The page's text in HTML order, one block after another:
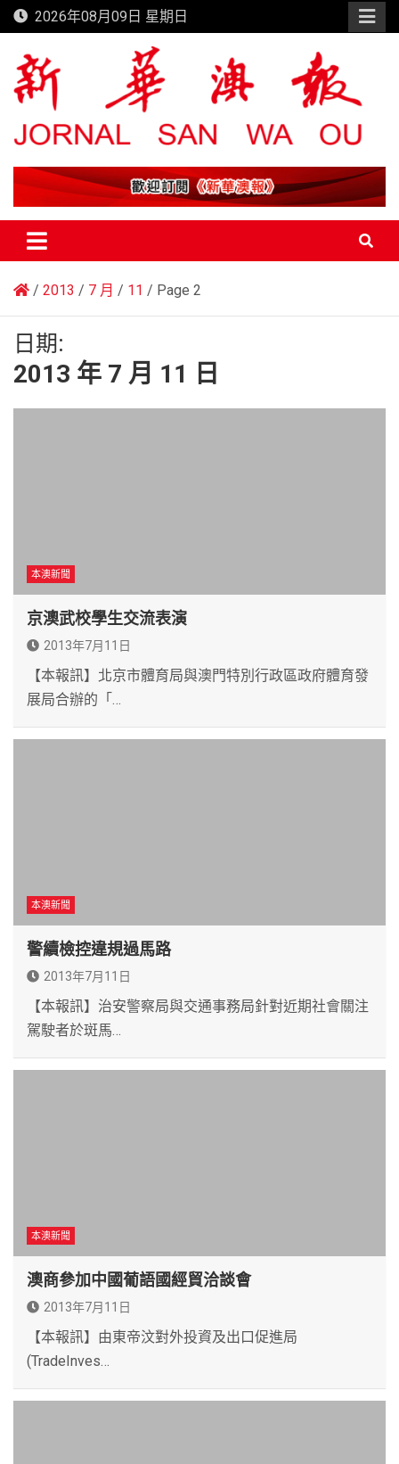
Skip
to
content
2026年08月09日 星期日
新華澳報
2013 7 月 11 Page 2
日期:
2013 年 7 月 11 日
本澳新聞
京澳武校學生交流表演
2013年7月11日
【本報訊】北京市體育局與澳門特別行政區政府體育發
展局合辦的「…
本澳新聞
警續檢控違規過馬路
2013年7月11日
【本報訊】治安警察局與交通事務局針對近期社會關注
駕駛者於斑馬…
本澳新聞
澳商參加中國葡語國經貿洽談會
2013年7月11日
【本報訊】由東帝汶對外投資及出口促進局
(TradeInves…